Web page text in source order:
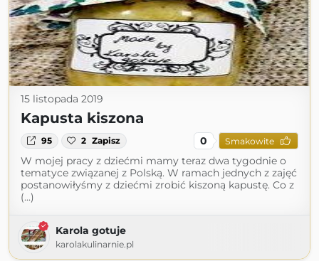
15 listopada 2019
Kapusta kiszona
95 2 Zapisz 0 Smakowite
W mojej pracy z dziećmi mamy teraz dwa tygodnie o
tematyce związanej z Polską. W ramach jednych z zajęć
postanowiłyśmy z dziećmi zrobić kiszoną kapustę. Co z
(...)
Karola gotuje
karolakulinarnie.pl